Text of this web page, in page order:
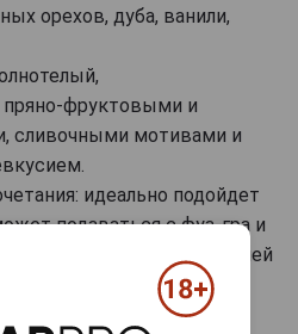
орехов, дуба, ванили,
пряно-фруктовыми и
сливочными мотивами и
идеально подойдет
подаваться с фуа-гра и
черным кофе и хорошей
20-22 градуса.